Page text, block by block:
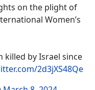
on the plight of
Women’s
killed by Israel since
2d3jXS48Qe